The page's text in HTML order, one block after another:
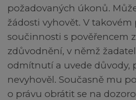
požadovaných úkonů.
žádosti vyhovět. V takovém
součinnosti s pověřencem
zdůvodnění, v němž
odmítnutí a uvede důvody,
nevyhověl. Současně mu
o právu obrátit se na